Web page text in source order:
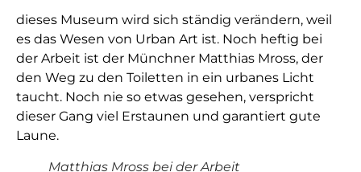
dieses Museum wird sich ständig verändern, weil
es das Wesen von Urban Art ist. Noch heftig bei
der Arbeit ist der Münchner Matthias Mross, der
den Weg zu den Toiletten in ein urbanes Licht
taucht. Noch nie so etwas gesehen, verspricht
dieser Gang viel Erstaunen und garantiert gute
Laune.
Matthias Mross bei der Arbeit